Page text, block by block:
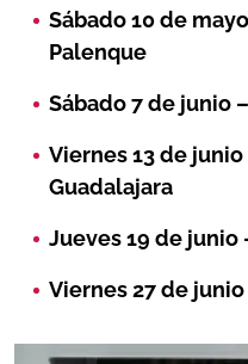
Sábado 10 de
Palenque
Sábado 7 de junio
Viernes 13 de
Guadalajara
Jueves 19 de junio
Viernes 27 de junio